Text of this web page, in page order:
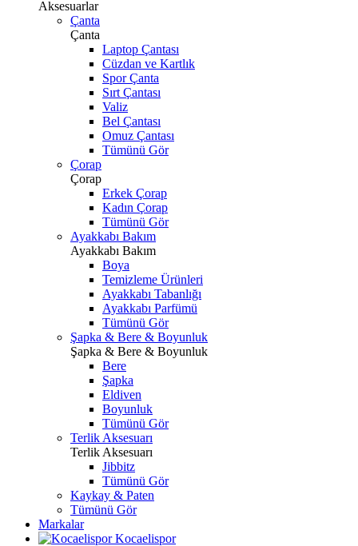
Aksesuarlar
Çanta
Çanta
Laptop Çantası
Cüzdan ve Kartlık
Spor Çanta
Sırt Çantası
Valiz
Bel Çantası
Omuz Çantası
Tümünü Gör
Çorap
Çorap
Erkek Çorap
Kadın Çorap
Tümünü Gör
Ayakkabı Bakım
Ayakkabı Bakım
Boya
Temizleme Ürünleri
Ayakkabı Tabanlığı
Ayakkabı Parfümü
Tümünü Gör
Şapka & Bere & Boyunluk
Şapka & Bere & Boyunluk
Bere
Şapka
Eldiven
Boyunluk
Tümünü Gör
Terlik Aksesuarı
Terlik Aksesuarı
Jibbitz
Tümünü Gör
Kaykay & Paten
Tümünü Gör
Markalar
Kocaelispor